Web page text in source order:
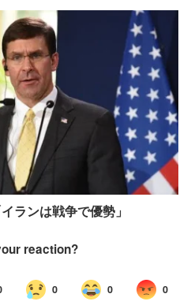
ランは戦争で優勢」